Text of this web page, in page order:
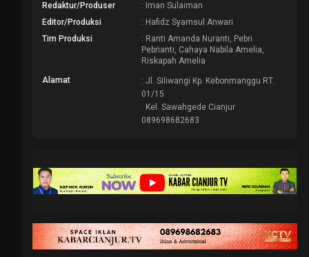
Redaktur/Produser
: Iman Sulaiman
Editor/Produksi
: Hafidz Syamsul Anwari
Tim Produksi
: Ranti Amanda Nuranti, Pebri
Pebrianti, Cahaya Nabila Amelia,
Riskapah Amelia
Alamat
: Jl. Siliwangi Kp. Kebonmanggu RT.
01/15
Kel. Sawahgede Cianjur
089698682683